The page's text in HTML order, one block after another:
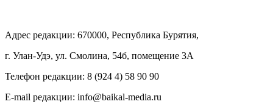
Адрес редакции: 670000, Республика Бурятия,
г. Улан-Удэ, ул. Смолина, 54б, помещение 3А
Телефон редакции: ‎‎8 (924 4) 58 90 90
E-mail редакции: info@baikal-media.ru